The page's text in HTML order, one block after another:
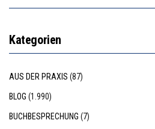
Kategorien
AUS DER PRAXIS (87)
BLOG (1.990)
BUCHBESPRECHUNG (7)